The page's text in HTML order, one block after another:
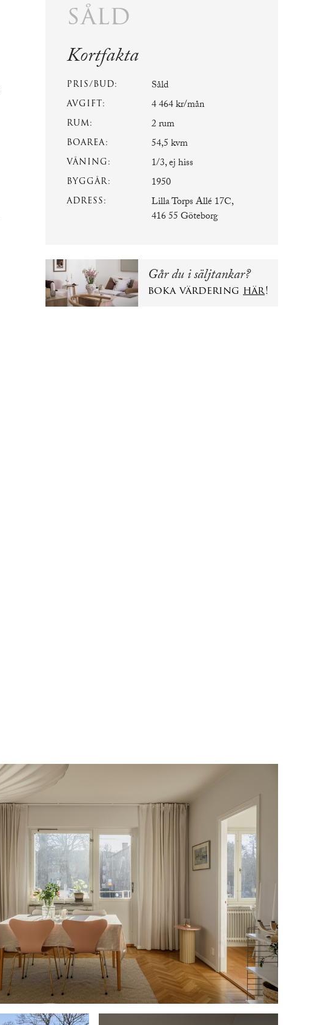
såld
Kortfakta
PRIS/BUD: Såld
AVGIFT: 4 464 kr/mån
RUM: 2 rum
BOAREA: 54,5 kvm
VÅNING: 1/3, ej hiss
BYGGÅR: 1950
ADRESS:
Lilla Torps Allé 17C,
416 55 Göteborg
Går du i säljtankar?
boka värdering här!